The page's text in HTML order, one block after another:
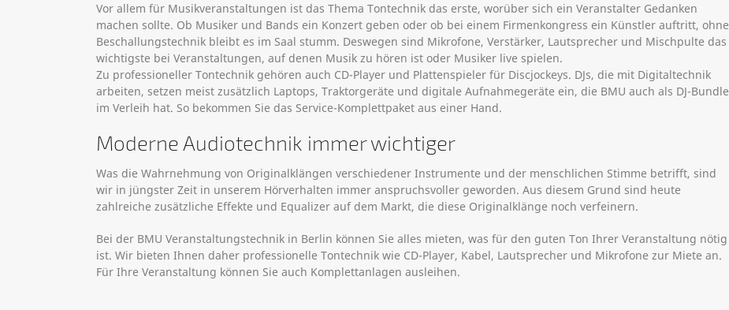
Vor allem für Musikveranstaltungen ist das Thema Tontechnik das erste, worüber sich ein Veranstalter Gedanken
machen sollte. Ob Musiker und Bands ein Konzert geben oder ob bei einem Firmenkongress ein Künstler auftritt, ohne
Beschallungstechnik bleibt es im Saal stumm. Deswegen sind Mikrofone, Verstärker, Lautsprecher und Mischpulte das
wichtigste bei Veranstaltungen, auf denen Musik zu hören ist oder Musiker live spielen.
Zu professioneller Tontechnik gehören auch CD-Player und Plattenspieler für Discjockeys. DJs, die mit Digitaltechnik
arbeiten, setzen meist zusätzlich Laptops, Traktorgeräte und digitale Aufnahmegeräte ein, die BMU auch als DJ-Bundle
im Verleih hat. So bekommen Sie das Service-Komplettpaket aus einer Hand.
Moderne Audiotechnik immer wichtiger
Was die Wahrnehmung von Originalklängen verschiedener Instrumente und der menschlichen Stimme betrifft, sind
wir in jüngster Zeit in unserem Hörverhalten immer anspruchsvoller geworden. Aus diesem Grund sind heute
zahlreiche zusätzliche Effekte und Equalizer auf dem Markt, die diese Originalklänge noch verfeinern.
Bei der BMU Veranstaltungstechnik in Berlin können Sie alles mieten, was für den guten Ton Ihrer Veranstaltung nötig
ist. Wir bieten Ihnen daher professionelle Tontechnik wie CD-Player, Kabel, Lautsprecher und Mikrofone zur Miete an.
Für Ihre Veranstaltung können Sie auch Komplettanlagen ausleihen.